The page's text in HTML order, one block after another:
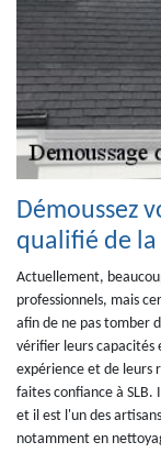
Démoussez
qualifié de
Actuellement,
professionnels, mais
afin de ne pas tomber
vérifier leurs capacités
expérience et de leurs
faites confiance à SLB.
et il est l'un des
notamment en